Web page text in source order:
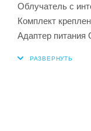
Облучатель с
Комплект
Адаптер